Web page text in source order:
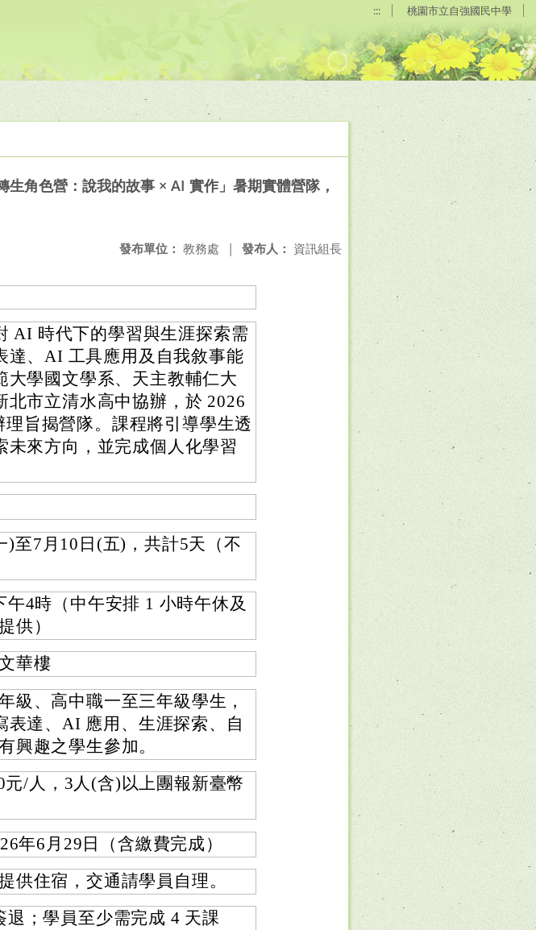
::: 桃園市立自強國民中學
角色營：說我的故事 × AI 實作」暑期實體營隊，
發布人： 資訊組長
發布單位： 教務處 |
AI 時代下的學習與生涯探索需
達、AI 工具應用及自我敘事能
大學國文學系、天主教輔仁大
市立清水高中協辦，於 2026
旨揭營隊。課程將引導學生透
來方向，並完成個人化學習
)至7月10日(五)，共計5天（不
4時（中午安排 1 小時午休及
供）
華樓
級、高中職一至三年級學生，
表達、AI 應用、生涯探索、自
興趣之學生參加。
/人，3人(含)以上團報新臺幣
年6月29日（含繳費完成）
供住宿，交通請學員自理。
；學員至少需完成 4 天課